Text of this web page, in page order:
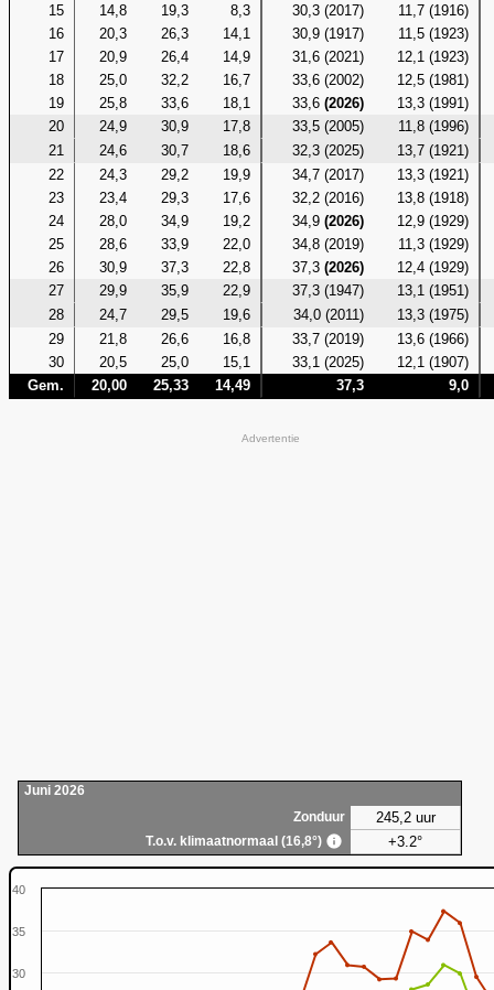
15
14,8 19,3 8,3 30,3 (2017)
11,7 (1916)
16
20,3 26,3 14,1 30,9 (1917)
11,5 (1923)
17
20,9 26,4 14,9 31,6 (2021)
12,1 (1923)
18
25,0 32,2 16,7 33,6 (2002)
12,5 (1981)
19
25,8 33,6 18,1 33,6(2026)
13,3 (1991)
20
24,9 30,9 17,8 33,5 (2005)
11,8 (1996)
21
24,6 30,7 18,6 32,3 (2025)
13,7 (1921)
22
24,3 29,2 19,9 34,7 (2017)
13,3 (1921)
23
23,4 29,3 17,6 32,2 (2016)
13,8 (1918)
24
28,0 34,9 19,2 34,9(2026)
12,9 (1929)
25
28,6 33,9 22,0 34,8 (2019)
11,3 (1929)
26
30,9 37,3 22,8 37,3(2026)
12,4 (1929)
27
29,9 35,9 22,9 37,3 (1947)
13,1 (1951)
28
24,7 29,5 19,6 34,0 (2011)
13,3 (1975)
29
21,8 26,6 16,8 33,7 (2019)
13,6 (1966)
30
20,5 25,0 15,1 33,1 (2025)
12,1 (1907)
Gem.
20,00 25,33 14,49 37,3 9,0
Advertentie
Juni 2026
Zonduur
245,2 uur
T.o.v. klimaatnormaal (16,8°) +3.2°
30
35
40